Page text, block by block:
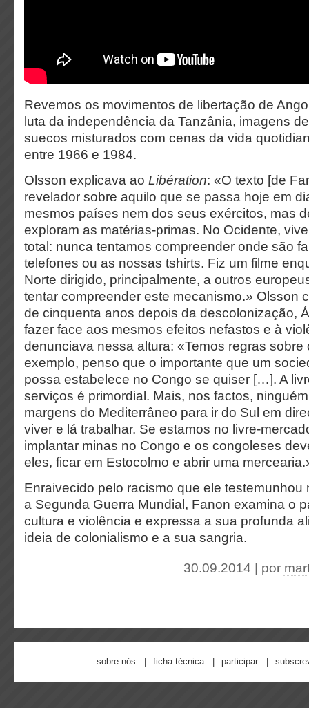
Revemos os movimentos de libertação de
luta da independência da Tanzânia, imagens
suecos misturados com cenas da vida
entre 1966 e 1984.
Olsson explicava ao Libération: «O texto [de
revelador sobre aquilo que se passa hoje em
mesmos países nem dos seus exércitos, mas
exploram as matérias-primas. No Ocidente,
total: nunca tentamos compreender onde são
telefones ou as nossas tshirts. Fiz um filme
Norte dirigido, principalmente, a outros
tentar compreender este mecanismo.» Olsson
de cinquenta anos depois da descolonização,
fazer face aos mesmos efeitos nefastos e à
denunciava nessa altura: «Temos regras sobre
exemplo, penso que o importante que um
possa estabelece no Congo se quiser […]. A
serviços é primordial. Mais, nos factos,
margens do Mediterrâneo para ir do Sul em
viver e lá trabalhar. Se estamos no livre-
implantar minas no Congo e os congoleses
eles, ficar em Estocolmo e abrir uma
Enraivecido pelo racismo que ele testemunhou
a Segunda Guerra Mundial, Fanon examina o
cultura e violência e expressa a sua profunda
ideia de colonialismo e a sua sangria.
30.09.2014 | por
sobre nós ficha técnica participar